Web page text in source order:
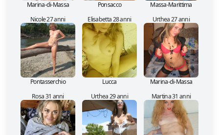
Marina-di-Massa Ponsacco
Massa-Marittima
Nicole 27 anni
Pontasserchio
Elisabetta 28 anni
Lucca
Urthea 27 anni
Marina-di-Massa
Rosa 31 anni
Urthea 29 anni Martina 31 anni